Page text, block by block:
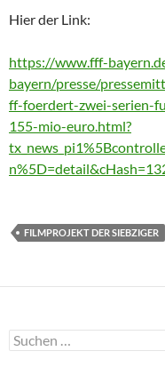
Hier der Link:
https://www.fff-
bayern/presse/
ff-foerdert-zwei-serien-
155-mio-euro.html?
FILMPROJEKT DER SIEBZIGER
Suchen
nach: